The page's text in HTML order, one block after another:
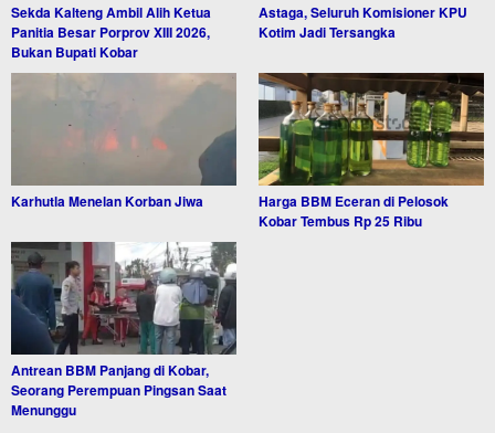
Sekda Kalteng Ambil Alih Ketua
Panitia Besar Porprov XIII 2026,
Bukan Bupati Kobar
Astaga, Seluruh Komisioner KPU
Kotim Jadi Tersangka
Karhutla Menelan Korban Jiwa
Harga BBM Eceran di Pelosok
Kobar Tembus Rp 25 Ribu
Antrean BBM Panjang di Kobar,
Seorang Perempuan Pingsan Saat
Menunggu